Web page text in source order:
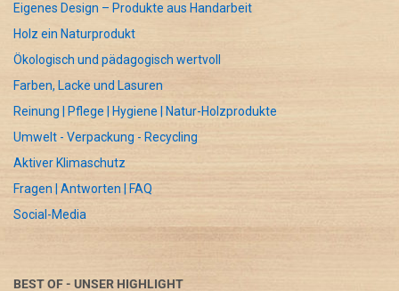
Eigenes Design – Produkte aus Handarbeit
Holz ein Naturprodukt
Ökologisch und pädagogisch wertvoll
Farben, Lacke und Lasuren
Reinung | Pflege | Hygiene | Natur-Holzprodukte
Umwelt - Verpackung - Recycling
Aktiver Klimaschutz
Fragen | Antworten | FAQ
Social-Media
BEST OF - UNSER HIGHLIGHT